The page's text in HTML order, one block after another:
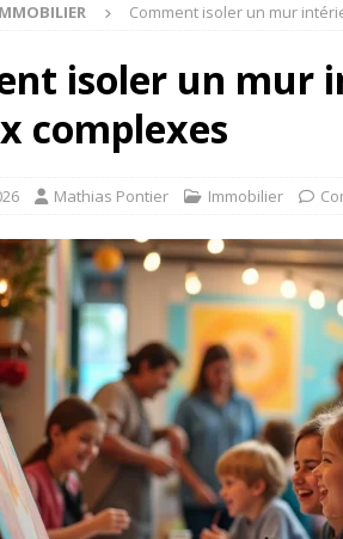
Comment isoler un mur
isoler un mur
complexes
Mathias Pontier Immobilier